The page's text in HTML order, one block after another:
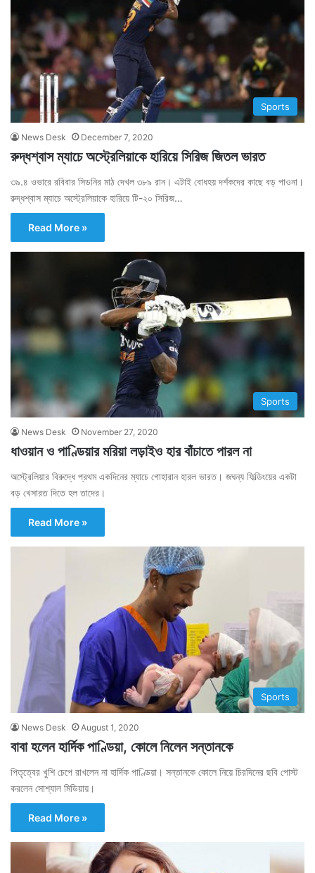
Sports
News Desk December 7, 2020
রুদ্ধশ্বাস ম্যাচে অস্ট্রেলিয়াকে হারিয়ে সিরিজ জিতল ভারত
৩৯.৪ ওভারে রবিবার সিডনির মাঠ দেখল ৩৮৯ রান। এটাই বোধহয় দর্শকদের কাছে বড় পাওনা।
রুদ্ধশ্বাস ম্যাচে অস্ট্রেলিয়াকে হারিয়ে টি-২০ সিরিজ…
Read More »
Sports
News Desk November 27, 2020
ধাওয়ান ও পাণ্ডিয়ার মরিয়া লড়াইও হার বাঁচাতে পারল না
অস্ট্রেলিয়ার বিরুদ্ধে প্রথম একদিনের ম্যাচে গোহারান হারল ভারত। জঘন্য ফিল্ডিংয়ের একটা
বড় খেসারত দিতে হল তাদের।
Read More »
Sports
News Desk August 1, 2020
বাবা হলেন হার্দিক পাণ্ডিয়া, কোলে নিলেন সন্তানকে
পিতৃত্বের খুশি চেপে রাখলেন না হার্দিক পাণ্ডিয়া। সন্তানকে কোলে নিয়ে চিরদিনের ছবি পোস্ট
করলেন সোশ্যাল মিডিয়ায়।
Read More »